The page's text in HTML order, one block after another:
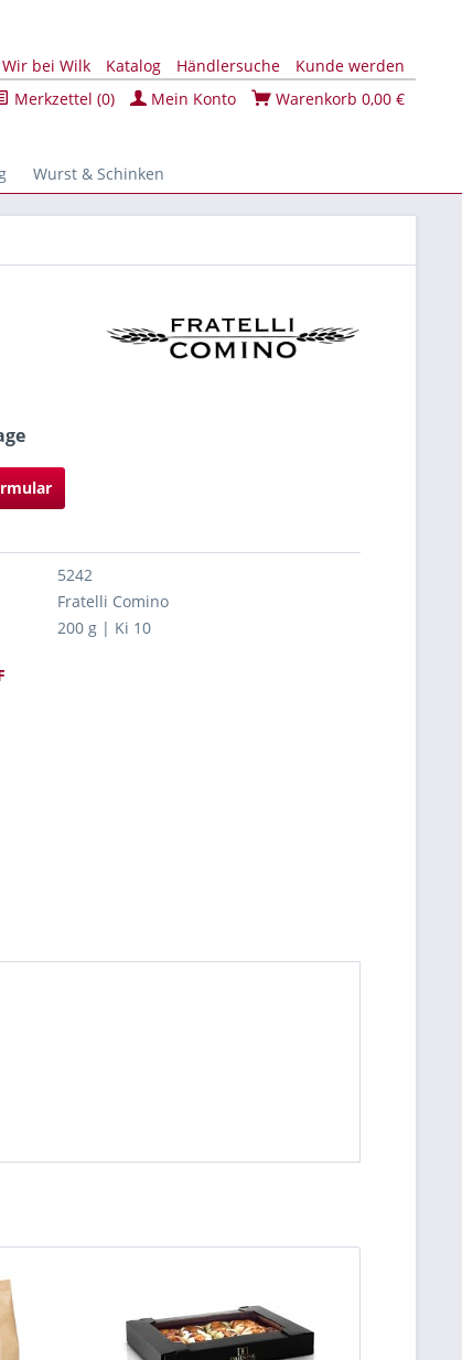
Wir bei Wilk Katalog Händlersuche
Kunde werden
Merkzettel (0) Mein Konto Warenkorb 0,00 €
Wurst & Schinken
5242
Fratelli Comino
200 g | Ki 10